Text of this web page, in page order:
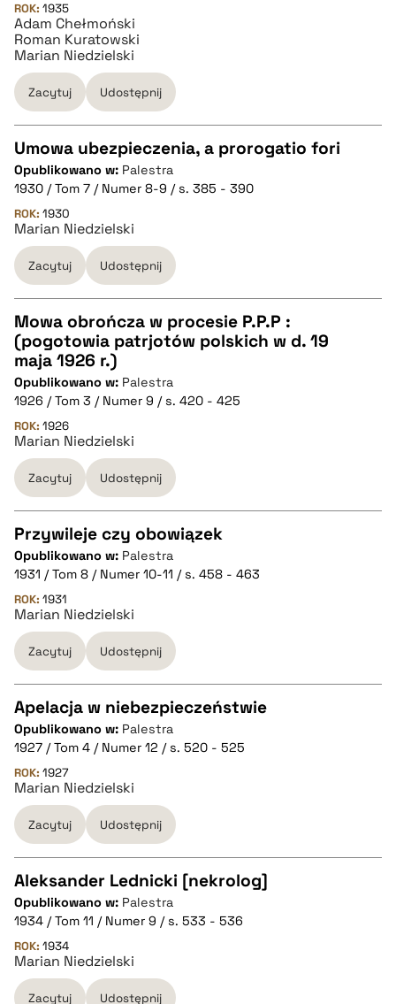
pobierz cytat
ROK: 1935
Adam Chełmoński
Roman Kuratowski
Marian Niedzielski
Zacytuj Udostępnij
CZYSTY TEKST
pobierz cytat
BIBTEX
pobierz cytat
Umowa ubezpieczenia, a prorogatio fori
Opublikowano w: Palestra
1930 / Tom 7 / Numer 8-9 / s. 385 - 390
ROK: 1930
Marian Niedzielski
Zacytuj Udostępnij
CZYSTY TEKST
pobierz cytat
BIBTEX
pobierz cytat
Mowa obrończa w procesie P.P.P :
(pogotowia patrjotów polskich w d. 19
maja 1926 r.)
Opublikowano w: Palestra
1926 / Tom 3 / Numer 9 / s. 420 - 425
ROK: 1926
Marian Niedzielski
Zacytuj Udostępnij
CZYSTY TEKST
pobierz cytat
BIBTEX
pobierz cytat
Przywileje czy obowiązek
Opublikowano w: Palestra
1931 / Tom 8 / Numer 10-11 / s. 458 - 463
ROK: 1931
Marian Niedzielski
Zacytuj Udostępnij
CZYSTY TEKST
pobierz cytat
BIBTEX
pobierz cytat
Apelacja w niebezpieczeństwie
Opublikowano w: Palestra
1927 / Tom 4 / Numer 12 / s. 520 - 525
ROK: 1927
Marian Niedzielski
Zacytuj Udostępnij
CZYSTY TEKST
pobierz cytat
Aleksander Lednicki [nekrolog]
Opublikowano w: Palestra
1934 / Tom 11 / Numer 9 / s. 533 - 536
ROK: 1934
Marian Niedzielski
Zacytuj Udostępnij